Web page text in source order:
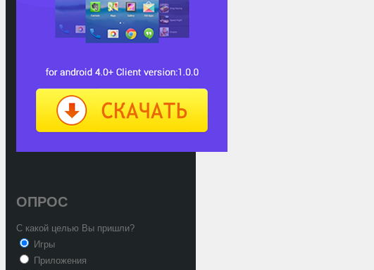
ОПРОС
С какой целью Вы пришли?
Игры
Приложения